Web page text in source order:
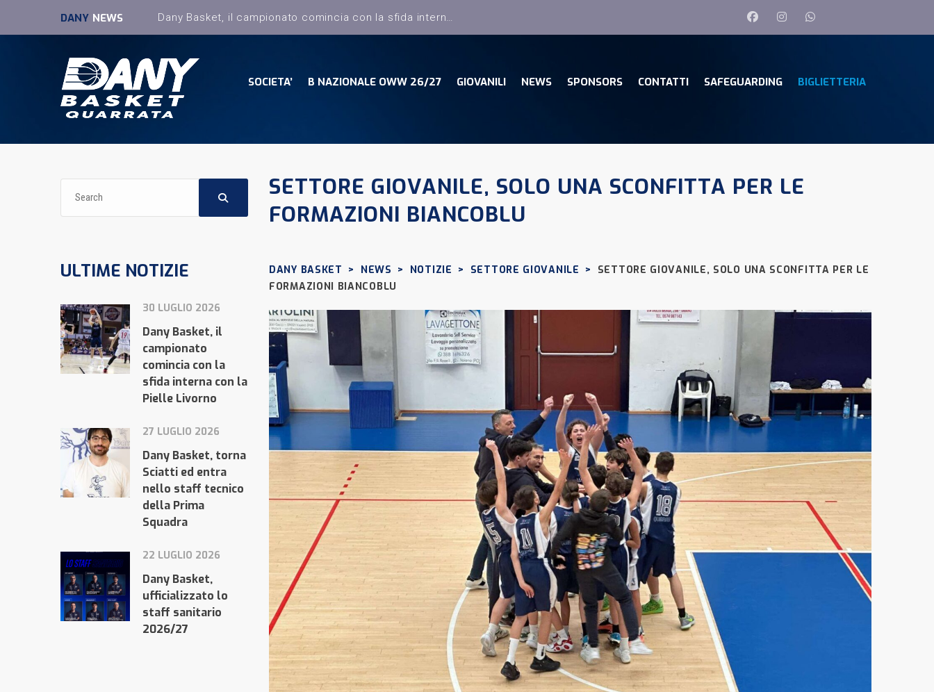
DANY NEWS
SOCIETA’ B NAZIONALE OWW 26/27 GIOVANILI NEWS SPONSORS CONTATTI SAFEGUARDING BIGLIETTERIA
SETTORE GIOVANILE, SOLO UNA SCONFITTA PER LE
FORMAZIONI BIANCOBLU
DANY BASKET > NEWS > NOTIZIE > SETTORE GIOVANILE >
SETTORE GIOVANILE, SOLO UNA SCONFITTA PER LE
FORMAZIONI BIANCOBLU
ULTIME NOTIZIE
30 LUGLIO 2026
Dany Basket, il
campionato
comincia con la
sfida interna con la
Pielle Livorno
27 LUGLIO 2026
Dany Basket, torna
Sciatti ed entra
nello staff tecnico
della Prima
Squadra
22 LUGLIO 2026
Dany Basket,
ufficializzato lo
staff sanitario
2026/27